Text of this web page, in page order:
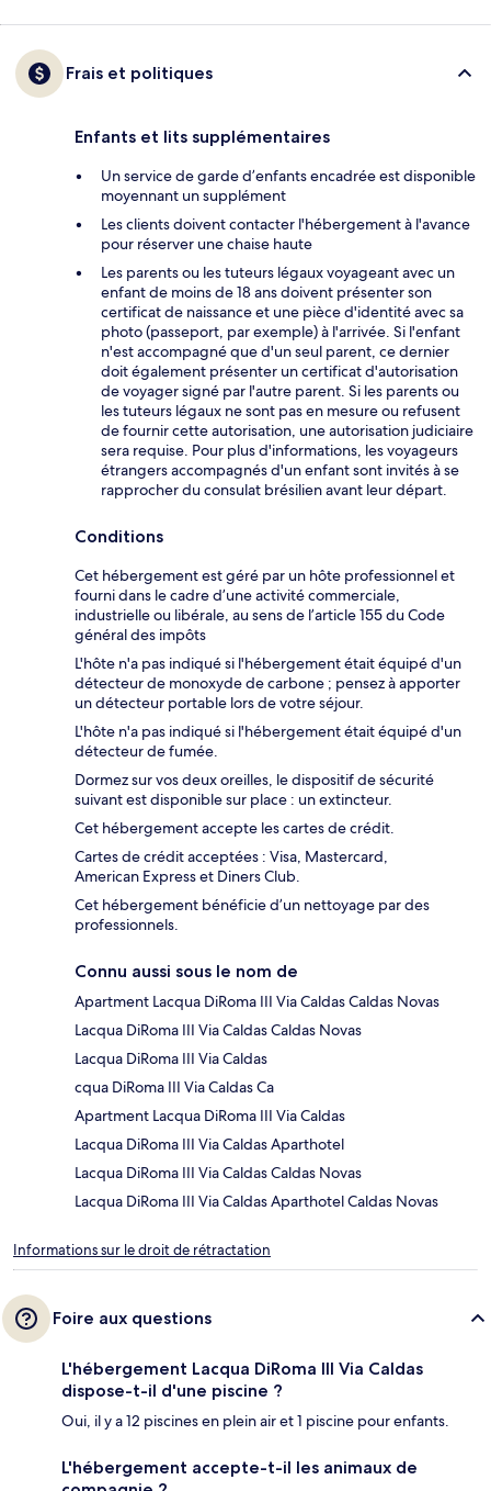
Frais et politiques
Enfants et lits supplémentaires
Un service de garde d’enfants encadrée est disponible
moyennant un supplément
Les clients doivent contacter l'hébergement à l'avance
pour réserver une chaise haute
Les parents ou les tuteurs légaux voyageant avec un
enfant de moins de 18 ans doivent présenter son
certificat de naissance et une pièce d'identité avec sa
photo (passeport, par exemple) à l'arrivée. Si l'enfant
n'est accompagné que d'un seul parent, ce dernier
doit également présenter un certificat d'autorisation
de voyager signé par l'autre parent. Si les parents ou
les tuteurs légaux ne sont pas en mesure ou refusent
de fournir cette autorisation, une autorisation judiciaire
sera requise. Pour plus d'informations, les voyageurs
étrangers accompagnés d'un enfant sont invités à se
rapprocher du consulat brésilien avant leur départ.
Conditions
Cet hébergement est géré par un hôte professionnel et
fourni dans le cadre d’une activité commerciale,
industrielle ou libérale, au sens de l’article 155 du Code
général des impôts
L'hôte n'a pas indiqué si l'hébergement était équipé d'un
détecteur de monoxyde de carbone ; pensez à apporter
un détecteur portable lors de votre séjour.
L'hôte n'a pas indiqué si l'hébergement était équipé d'un
détecteur de fumée.
Dormez sur vos deux oreilles, le dispositif de sécurité
suivant est disponible sur place : un extincteur.
Cet hébergement accepte les cartes de crédit.
Cartes de crédit acceptées : Visa, Mastercard,
American Express et Diners Club.
Cet hébergement bénéficie d’un nettoyage par des
professionnels.
Connu aussi sous le nom de
Apartment Lacqua DiRoma III Via Caldas Caldas Novas
Lacqua DiRoma III Via Caldas Caldas Novas
Lacqua DiRoma III Via Caldas
cqua DiRoma III Via Caldas Ca
Apartment Lacqua DiRoma III Via Caldas
Lacqua DiRoma III Via Caldas Aparthotel
Lacqua DiRoma III Via Caldas Caldas Novas
Lacqua DiRoma III Via Caldas Aparthotel Caldas Novas
Informations sur le droit de rétractation
Foire aux questions
L'hébergement Lacqua DiRoma III Via Caldas
dispose-t-il d'une piscine ?
Oui, il y a 12 piscines en plein air et 1 piscine pour enfants.
L'hébergement accepte-t-il les animaux de